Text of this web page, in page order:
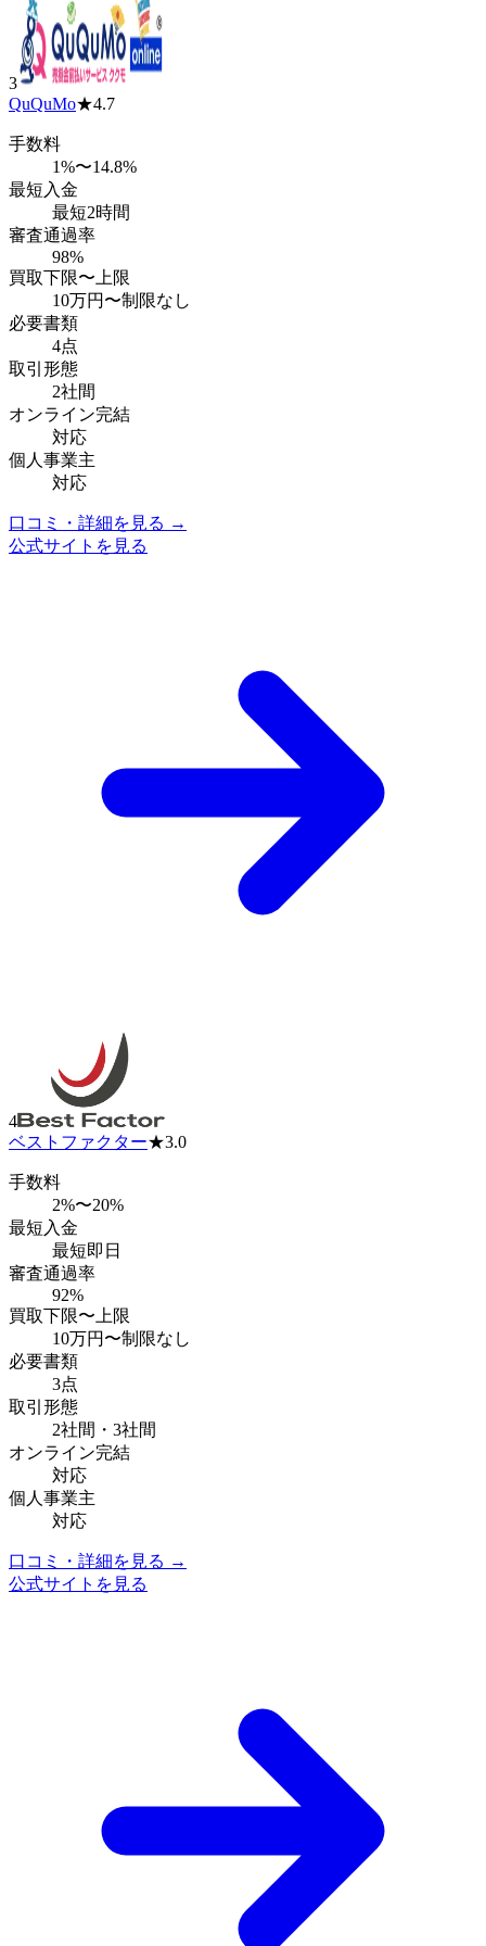
3
QuQuMo★4.7
手数料
1%〜14.8%
最短入金
最短2時間
審査通過率
98%
買取下限〜上限
10万円 〜制限なし
必要書類
4点
取引形態
2社間
オンライン完結
対応
個人事業主
対応
口コミ・詳細を見る →
公式サイトを見る
4
ベストファクター★3.0
手数料
2%〜20%
最短入金
最短即日
審査通過率
92%
買取下限〜上限
10万円 〜制限なし
必要書類
3点
取引形態
2社間・3社間
オンライン完結
対応
個人事業主
対応
口コミ・詳細を見る →
公式サイトを見る